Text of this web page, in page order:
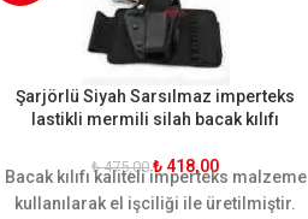
Şarjörlü Siyah Sarsılmaz imperteks
lastikli mermili silah bacak kılıfı
₺475,00 ₺ 418,00
Bacak kılıfı kaliteli imperteks malzeme
kullanılarak el işciliği ile üretilmiştir.